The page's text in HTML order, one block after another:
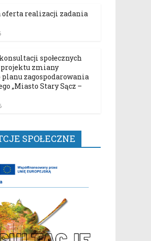
oferta realizacji zadania
społecznych
projektu zmiany
planu zagospodarowania
„Miasto Stary Sącz –
SPOŁECZNE